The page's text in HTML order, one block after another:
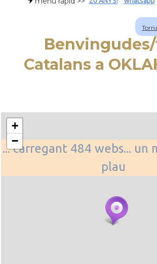
Catalans a
... carregant 484 webs... un
plau
+
−